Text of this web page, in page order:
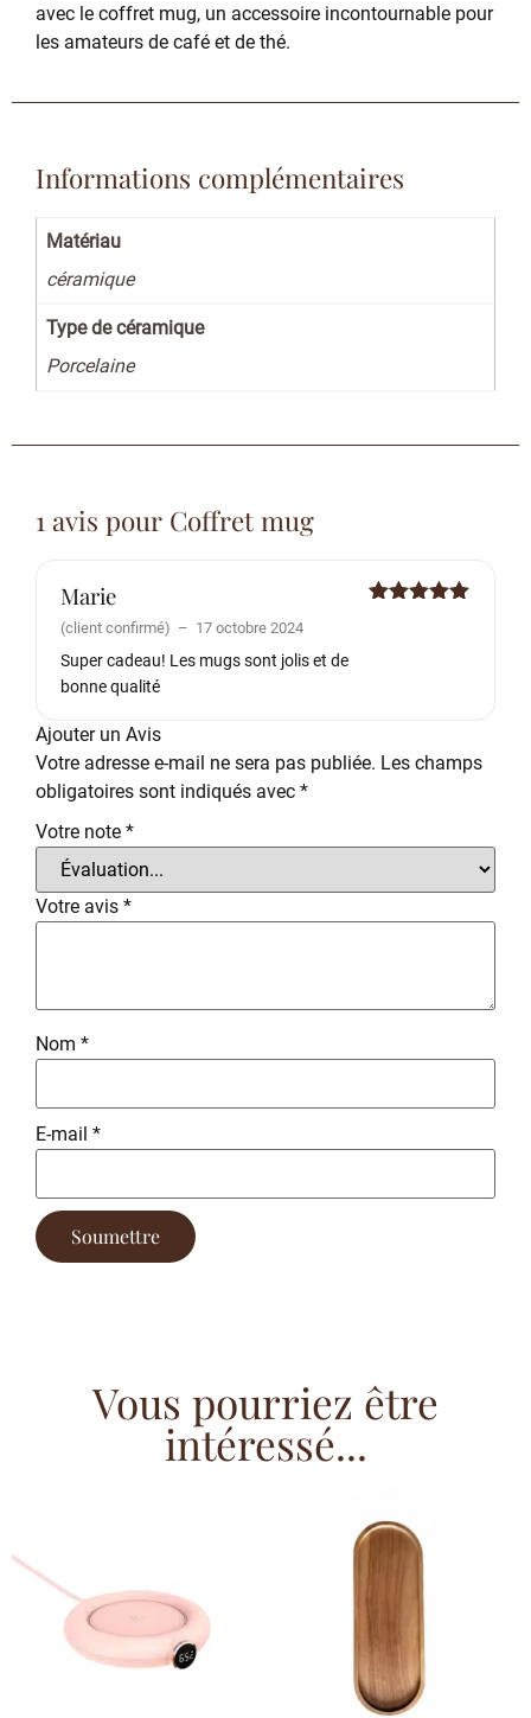
avec le coffret mug, un accessoire incontournable pour
les amateurs de café et de thé.
Informations complémentaires
Matériau
céramique
Type de céramique
Porcelaine
1 avis pour Coffret mug
Marie
(client confirmé) – 17 octobre 2024
Super cadeau! Les mugs sont jolis et de
bonne qualité
Ajouter un Avis
Votre adresse e-mail ne sera pas publiée. Les champs
obligatoires sont indiqués avec *
Votre note *
Votre avis *
Nom *
E-mail *
Vous pourriez être
intéressé...